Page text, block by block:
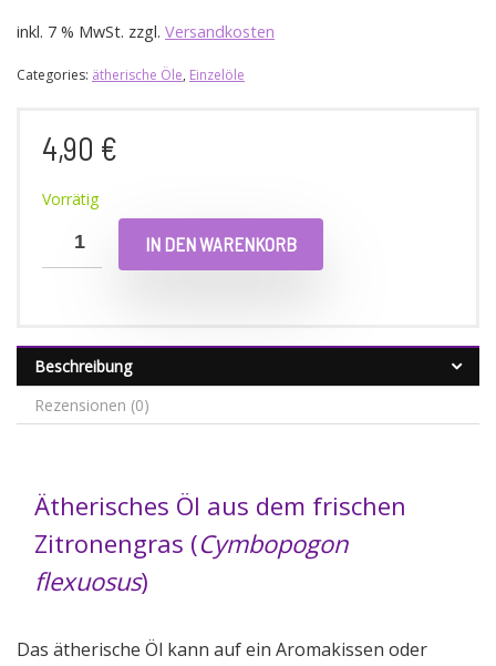
inkl. 7 % MwSt. zzgl. Versandkosten
Categories: ätherische Öle, Einzelöle
4,90 €
Vorrätig
IN DEN WARENKORB
Beschreibung
Rezensionen (0)
Ätherisches Öl aus dem frischen
Zitronengras (Cymbopogon
flexuosus)
Das ätherische Öl kann auf ein Aromakissen oder